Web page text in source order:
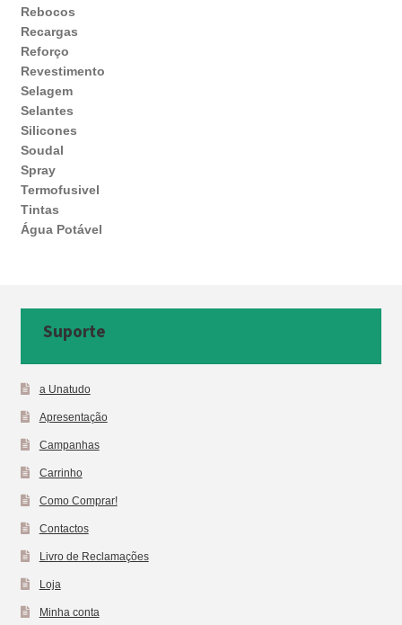
Rebocos
Recargas
Reforço
Revestimento
Selagem
Selantes
Silicones
Soudal
Spray
Termofusivel
Tintas
Água Potável
Suporte
a Unatudo
Apresentação
Campanhas
Carrinho
Como Comprar!
Contactos
Livro de Reclamações
Loja
Minha conta